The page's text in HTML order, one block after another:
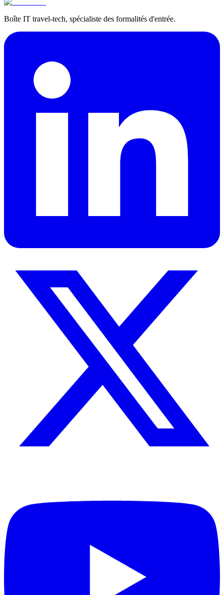
Boîte IT travel-tech, spécialiste des formalités d'entrée.